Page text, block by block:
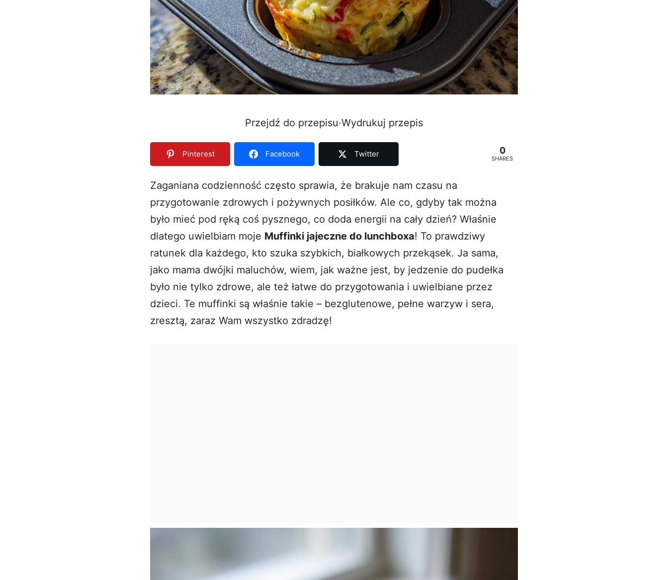
Przejdź do przepisu·Wydrukuj przepis
Pinterest Facebook Twitter 0
SHARES
Zaganiana codzienność często sprawia, że brakuje nam czasu na
przygotowanie zdrowych i pożywnych posiłków. Ale co, gdyby tak można
było mieć pod ręką coś pysznego, co doda energii na cały dzień? Właśnie
dlatego uwielbiam moje Muffinki jajeczne do lunchboxa! To prawdziwy
ratunek dla każdego, kto szuka szybkich, białkowych przekąsek. Ja sama,
jako mama dwójki maluchów, wiem, jak ważne jest, by jedzenie do pudełka
było nie tylko zdrowe, ale też łatwe do przygotowania i uwielbiane przez
dzieci. Te muffinki są właśnie takie – bezglutenowe, pełne warzyw i sera,
zresztą, zaraz Wam wszystko zdradzę!